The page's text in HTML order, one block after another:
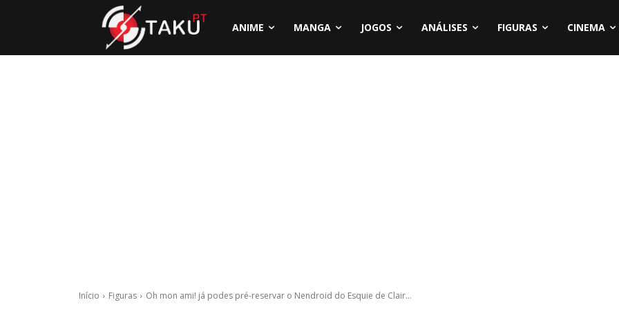
ANIME MANGA JOGOS ANÁLISES FIGURAS CINEMA
Início Figuras Oh mon ami! já podes pré-reservar o Nendroid do Esquie de Clair...